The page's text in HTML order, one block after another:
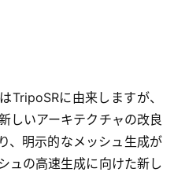
TripoSRに由来しますが、
しいアーキテクチャの改良
、明示的なメッシュ生成が
ュの高速生成に向けた新し